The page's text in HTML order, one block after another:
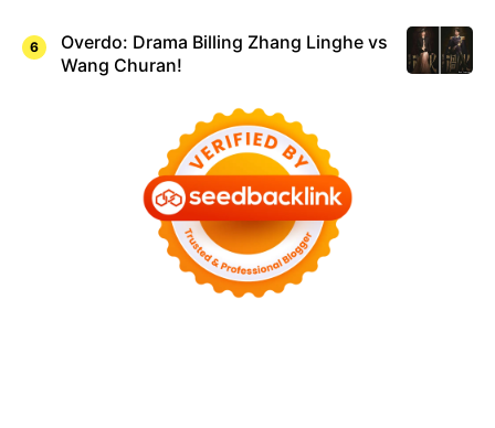
Overdo: Drama Billing Zhang Linghe vs
Wang Churan!